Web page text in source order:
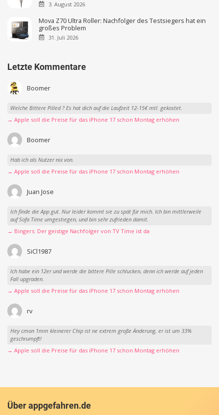
3. August 2026
Mova Z70 Ultra Roller: Nachfolger des Testsiegers hat ein
großes Problem
31. Juli 2026
Letzte Kommentare
Boomer
Welche Bittere Pilled ? Es hat dich auf die Laufzeit 12-15€ mtl. gekostet.
→ Apple soll die Preise für das iPhone 17 schon Montag erhöhen
Boomer
Hab ich als Nutzer nix von.
→ Apple soll die Preise für das iPhone 17 schon Montag erhöhen
Juan Jose
Ich finde die App gut. Nur leider kommt sie zu spät für mich. Ich bin mittlerweile
auf Sofa Time umgestiegen, und bin sehr zufrieden damit.
→ Bingers: Der geistige Nachfolger von TV Time ist da
SiCl1987
Ich habe ein 12er und werde die bittere Pille schlucken, denn ich werde auf jeden
Fall upgraden.
→ Apple soll die Preise für das iPhone 17 schon Montag erhöhen
rv
Hey cmon 1mm kleinerer Chip ist ne extrem große Änderung, er ist um 33%
geschrumpft!
→ Apple soll die Preise für das iPhone 17 schon Montag erhöhen
Über appgefahren.de